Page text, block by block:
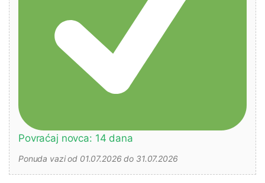
Povraćaj novca: 14 dana
Ponuda vazi od 01.07.2026 do 31.07.2026